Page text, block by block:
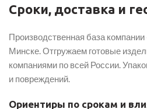
Сроки, доставка и
Производственная база
Минске. Отгружаем готовые
компаниями по всей России.
и повреждений.
Ориентиры по срокам и